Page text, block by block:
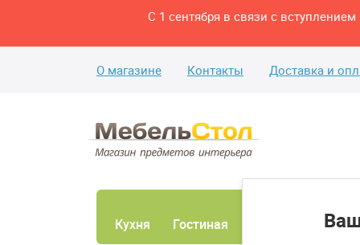
С 1 сентября в связи с
О магазине Контакты Доставка и
Кухня Гостиная